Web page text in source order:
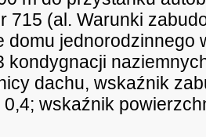
715 (al. Warunki
domu jednorodzinnego
kondygnacji
dachu, wskaźnik
wskaźnik